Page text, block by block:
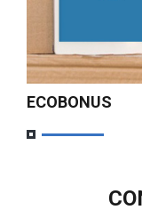
ECOBONUS